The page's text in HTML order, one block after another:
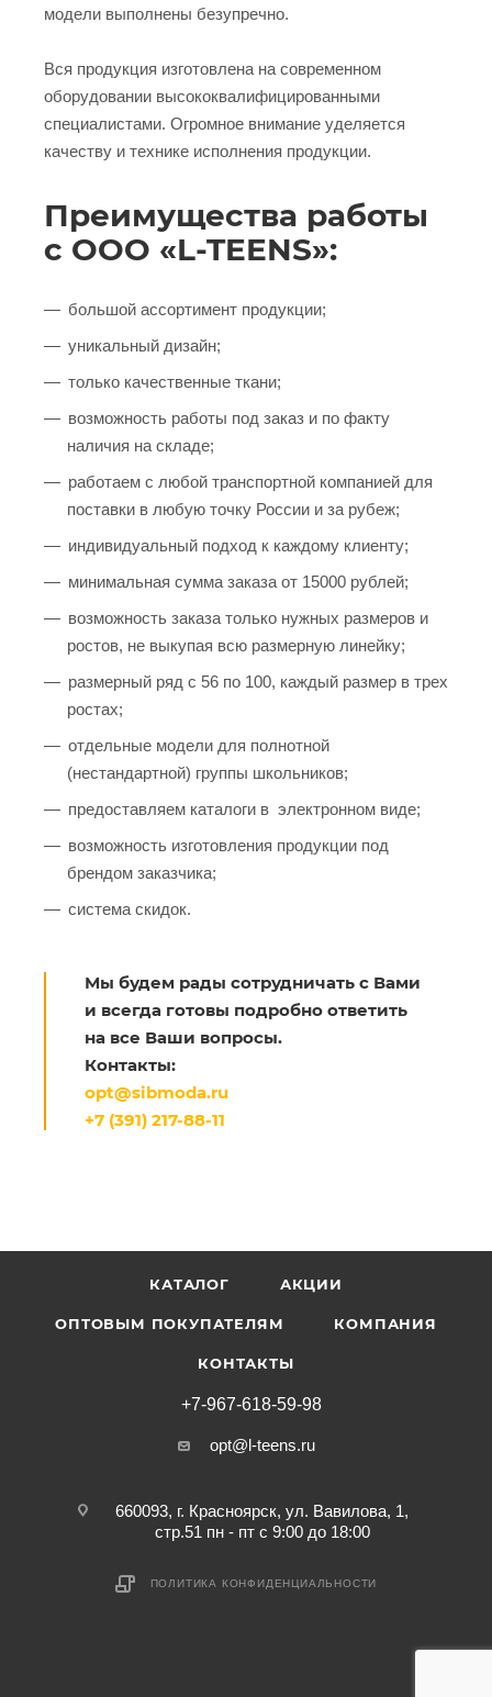
модели выполнены безупречно.
Вся продукция изготовлена на современном
оборудовании высококвалифицированными
специалистами. Огромное внимание уделяется
качеству и технике исполнения продукции.
Преимущества работы
с ООО «L-TEENS»:
большой ассортимент продукции;
уникальный дизайн;
только качественные ткани;
возможность работы под заказ и по факту
наличия на складе;
работаем с любой транспортной компанией для
поставки в любую точку России и за рубеж;
индивидуальный подход к каждому клиенту;
минимальная сумма заказа от 15000 рублей;
возможность заказа только нужных размеров и
ростов, не выкупая всю размерную линейку;
размерный ряд с 56 по 100, каждый размер в трех
ростах;
отдельные модели для полнотной
(нестандартной) группы школьников;
предоставляем каталоги в электронном виде;
возможность изготовления продукции под
брендом заказчика;
система скидок.
Мы будем рады сотрудничать с Вами
и всегда готовы подробно ответить
на все Ваши вопросы.
Контакты:
opt@sibmoda.ru
+7 (391) 217-88-11
КАТАЛОГ АКЦИИ
ОПТОВЫМ ПОКУПАТЕЛЯМ КОМПАНИЯ
КОНТАКТЫ
+7-967-618-59-98
opt@l-teens.ru
660093, г. Красноярск, ул. Вавилова, 1,
стр.51 пн - пт с 9:00 до 18:00
ПОЛИТИКА КОНФИДЕНЦИАЛЬНОСТИ